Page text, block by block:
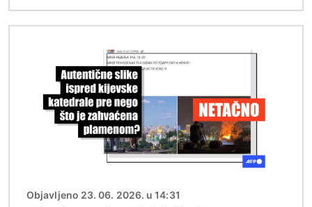
Objavljeno 23. 06. 2026. u 14:31